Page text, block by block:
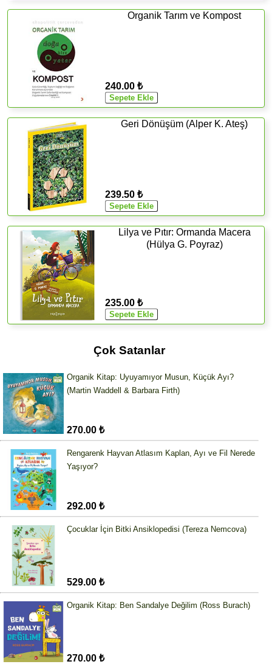
Organik Tarım ve Kompost
240.00 ₺
Geri Dönüşüm (Alper K. Ateş)
239.50 ₺
Lilya ve Pıtır: Ormanda Macera
(Hülya G. Poyraz)
235.00 ₺
Çok Satanlar
Organik Kitap: Uyuyamıyor Musun, Küçük Ayı?
(Martin Waddell & Barbara Firth)
270.00 ₺
Rengarenk Hayvan Atlasım Kaplan, Ayı ve Fil Nerede
Yaşıyor?
292.00 ₺
Çocuklar İçin Bitki Ansiklopedisi (Tereza Nemcova)
529.00 ₺
Organik Kitap: Ben Sandalye Değilim (Ross Burach)
270.00 ₺